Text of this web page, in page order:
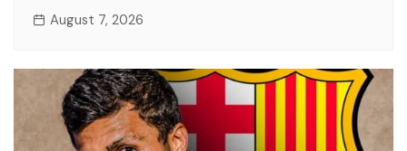
August 7, 2026